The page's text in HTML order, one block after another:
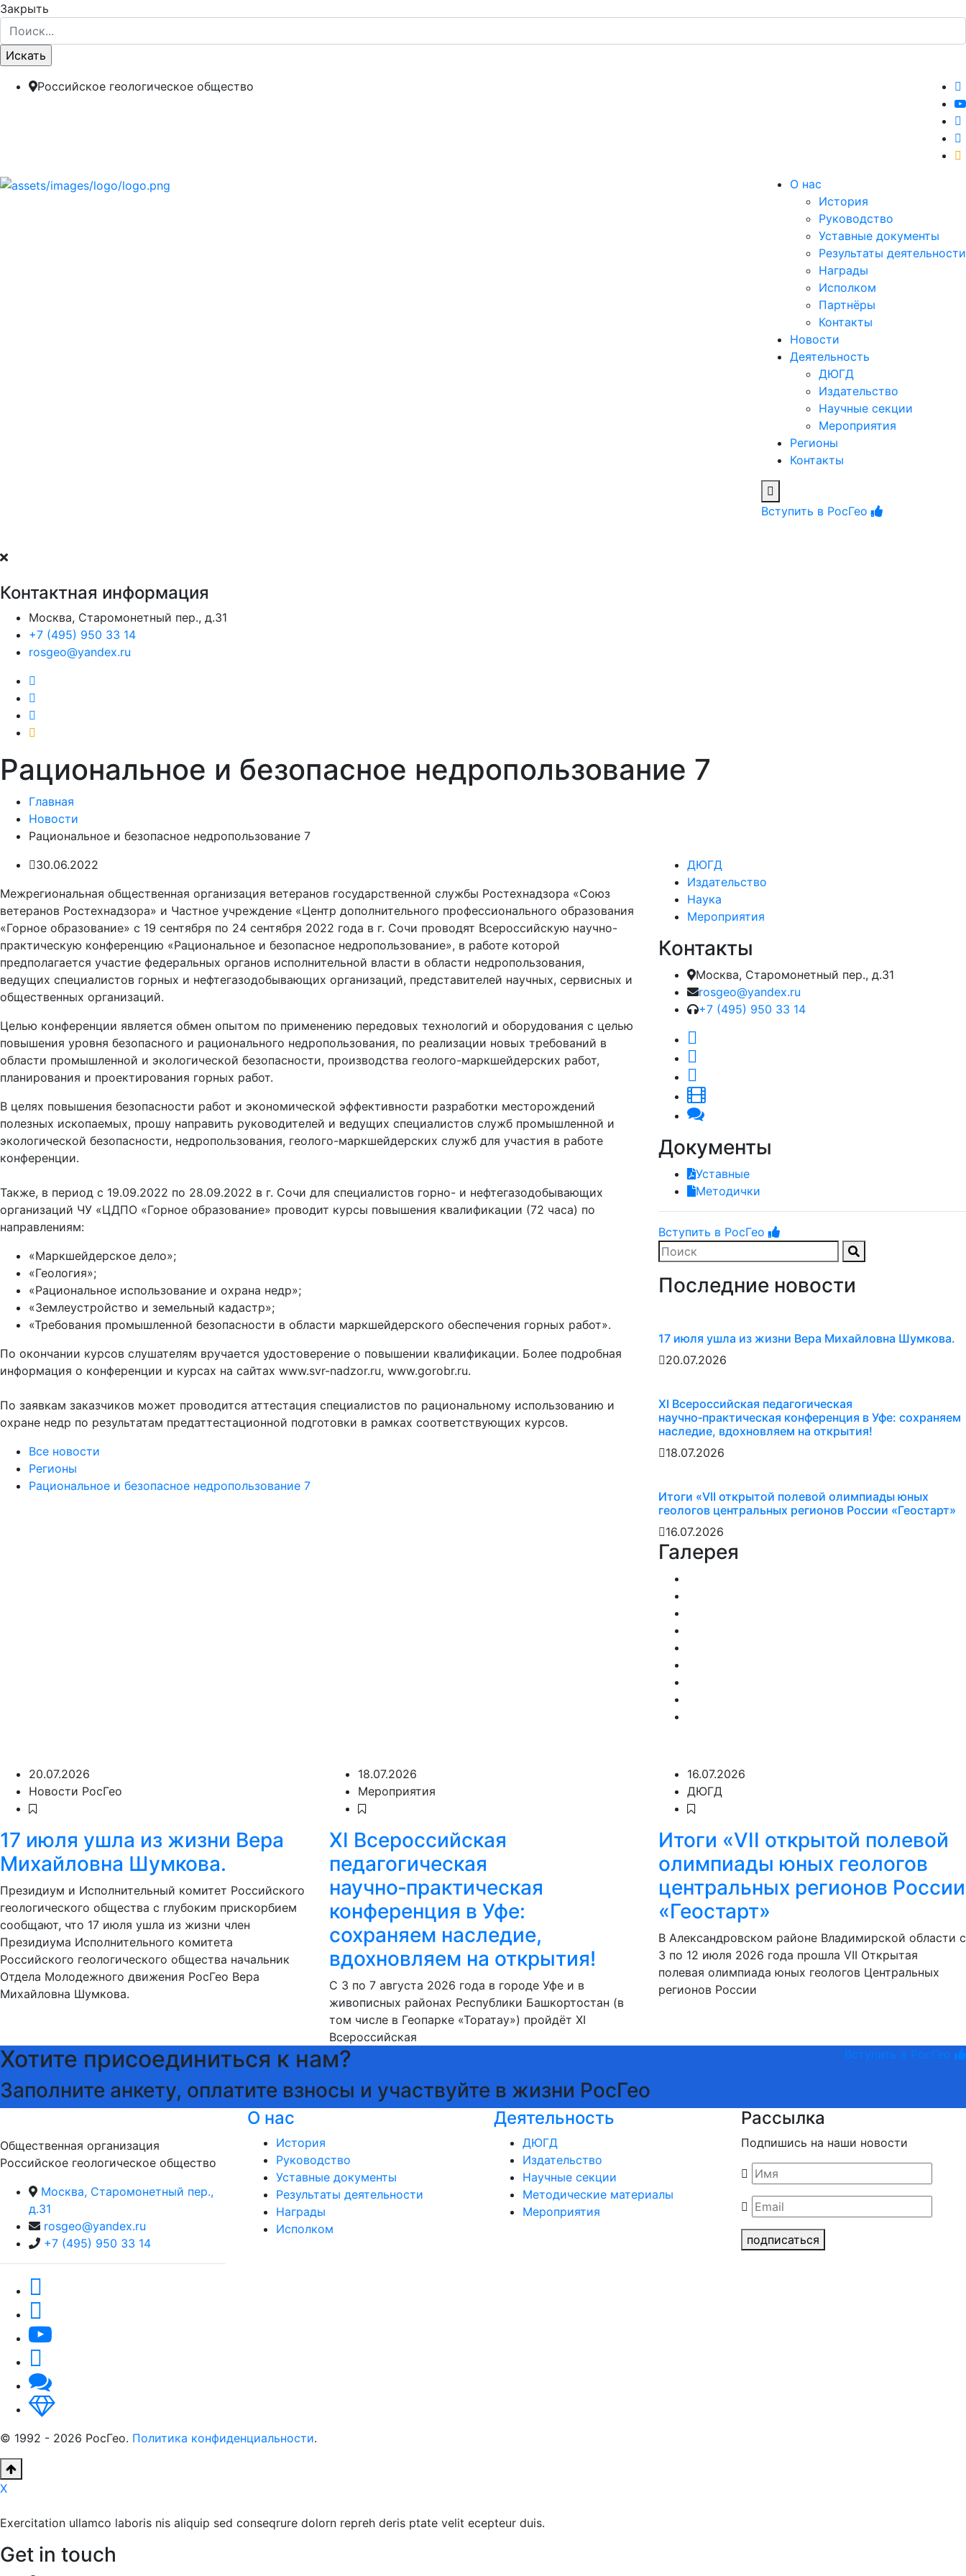
Закрыть
Российское геологическое общество
О нас
История
Руководство
Уставные документы
Результаты деятельности
Награды
Исполком
Партнёры
Контакты
Новости
Деятельность
ДЮГД
Издательство
Научные секции
Мероприятия
Регионы
Контакты
Вступить в РосГео
Контактная информация
Москва, Старомонетный пер., д.31
+7 (495) 950 33 14
rosgeo@yandex.ru
Рациональное и безопасное недропользование 7
Главная
Новости
Рациональное и безопасное недропользование 7
30.06.2022
Межрегиональная общественная организация ветеранов государственной службы Ростехнадзора «Союз
ветеранов Ростехнадзора» и Частное учреждение «Центр дополнительного профессионального образования
«Горное образование» с 19 сентября по 24 сентября 2022 года в г. Сочи проводят Всероссийскую научно-
практическую конференцию «Рациональное и безопасное недропользование», в работе которой
предполагается участие федеральных органов исполнительной власти в области недропользования,
ведущих специалистов горных и нефтегазодобывающих организаций, представителей научных, сервисных и
общественных организаций.
Целью конференции является обмен опытом по применению передовых технологий и оборудования с целью
повышения уровня безопасного и рационального недропользования, по реализации новых требований в
области промышленной и экологической безопасности, производства геолого-маркшейдерских работ,
планирования и проектирования горных работ.
В целях повышения безопасности работ и экономической эффективности разработки месторождений
полезных ископаемых, прошу направить руководителей и ведущих специалистов служб промышленной и
экологической безопасности, недропользования, геолого-маркшейдерских служб для участия в работе
конференции.
Также, в период с 19.09.2022 по 28.09.2022 в г. Сочи для специалистов горно- и нефтегазодобывающих
организаций ЧУ «ЦДПО «Горное образование» проводит курсы повышения квалификации (72 часа) по
направлениям:
«Маркшейдерское дело»;
«Геология»;
«Рациональное использование и охрана недр»;
«Землеустройство и земельный кадастр»;
«Требования промышленной безопасности в области маркшейдерского обеспечения горных работ».
По окончании курсов слушателям вручается удостоверение о повышении квалификации. Более подробная
информация о конференции и курсах на сайтах www.svr-nadzor.ru, www.gorobr.ru.
По заявкам заказчиков может проводится аттестация специалистов по рациональному использованию и
охране недр по результатам предаттестационной подготовки в рамках соответствующих курсов.
Все новости
Регионы
Рациональное и безопасное недропользование 7
ДЮГД
Издательство
Наука
Мероприятия
Контакты
Москва, Старомонетный пер., д.31
rosgeo@yandex.ru
+7 (495) 950 33 14
Документы
Уставные
Методички
Вступить в РосГео
Последние новости
17 июля ушла из жизни Вера Михайловна Шумкова.
20.07.2026
XI Всероссийская педагогическая
научно‑практическая конференция в Уфе: сохраняем
наследие, вдохновляем на открытия!
18.07.2026
Итоги «VII открытой полевой олимпиады юных
геологов центральных регионов России «Геостарт»
16.07.2026
Галерея
20.07.2026
Новости РосГео
17 июля ушла из жизни Вера
Михайловна Шумкова.
Президиум и Исполнительный комитет Российского
геологического общества с глубоким прискорбием
сообщают, что 17 июля ушла из жизни член
Президиума Исполнительного комитета
Российского геологического общества начальник
Отдела Молодежного движения РосГео Вера
Михайловна Шумкова.
18.07.2026
Мероприятия
XI Всероссийская
педагогическая
научно‑практическая
конференция в Уфе:
сохраняем наследие,
вдохновляем на открытия!
С 3 по 7 августа 2026 года в городе Уфе и в
живописных районах Республики Башкортостан (в
том числе в Геопарке «Торатау») пройдёт XI
Всероссийская
16.07.2026
ДЮГД
Итоги «VII открытой полевой
олимпиады юных геологов
центральных регионов России
«Геостарт»
В Александровском районе Владимирской области с
3 по 12 июля 2026 года прошла VII Открытая
полевая олимпиада юных геологов Центральных
регионов России
Хотите присоединиться к нам?
Заполните анкету, оплатите взносы и участвуйте в жизни РосГео
Вступить в РосГео
Общественная организация
Российское геологическое общество
Москва, Старомонетный пер.,
д.31
rosgeo@yandex.ru
+7 (495) 950 33 14
О нас
История
Руководство
Уставные документы
Результаты деятельности
Награды
Исполком
Деятельность
ДЮГД
Издательство
Научные секции
Методические материалы
Мероприятия
Рассылка
Подпишись на наши новости
подписаться
© 1992 - 2026 РосГео. Политика конфиденциальности.
X
Exercitation ullamco laboris nis aliquip sed conseqrure dolorn repreh deris ptate velit ecepteur duis.
Get in touch